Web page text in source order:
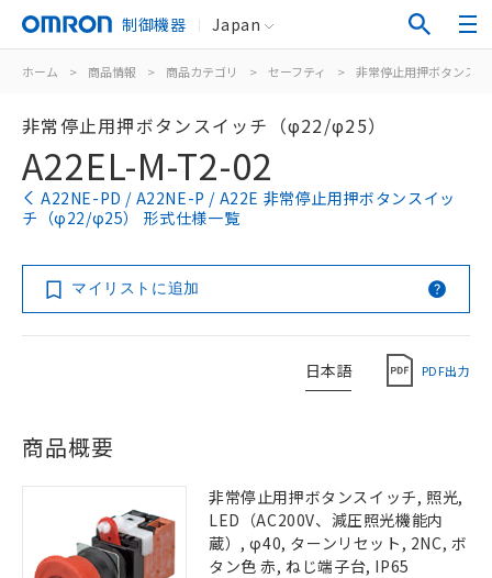
制御機器 Japan
ホーム > 商品情報 > 商品カテゴリ > セーフティ > 非常停止用押ボタンスイ
非常停止用押ボタンスイッチ（φ22/φ25）
A22EL-M-T2-02
A22NE-PD / A22NE-P / A22E 非常停止用押ボタンスイッ
チ（φ22/φ25） 形式仕様一覧
マイリストに追加
日本語 PDF出力
商品概要
非常停止用押ボタンスイッチ, 照光,
LED（AC200V、減圧照光機能内
蔵）, φ40, ターンリセット, 2NC, ボ
タン色 赤, ねじ端子台, IP65